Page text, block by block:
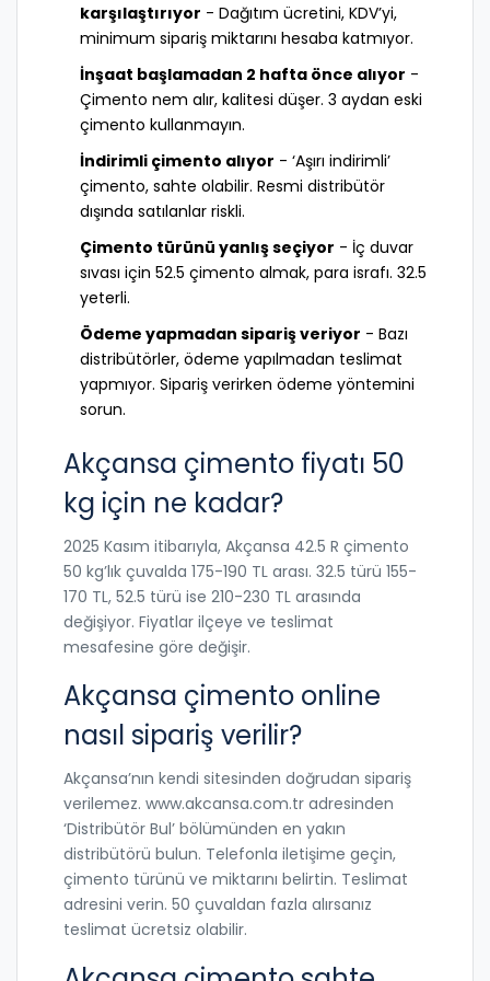
karşılaştırıyor - Dağıtım ücretini, KDV’yi,
minimum sipariş miktarını hesaba katmıyor.
İnşaat başlamadan 2 hafta önce alıyor -
Çimento nem alır, kalitesi düşer. 3 aydan eski
çimento kullanmayın.
İndirimli çimento alıyor - ‘Aşırı indirimli’
çimento, sahte olabilir. Resmi distribütör
dışında satılanlar riskli.
Çimento türünü yanlış seçiyor - İç duvar
sıvası için 52.5 çimento almak, para israfı. 32.5
yeterli.
Ödeme yapmadan sipariş veriyor - Bazı
distribütörler, ödeme yapılmadan teslimat
yapmıyor. Sipariş verirken ödeme yöntemini
sorun.
Akçansa çimento fiyatı 50
kg için ne kadar?
2025 Kasım itibarıyla, Akçansa 42.5 R çimento
50 kg’lık çuvalda 175-190 TL arası. 32.5 türü 155-
170 TL, 52.5 türü ise 210-230 TL arasında
değişiyor. Fiyatlar ilçeye ve teslimat
mesafesine göre değişir.
Akçansa çimento online
nasıl sipariş verilir?
Akçansa’nın kendi sitesinden doğrudan sipariş
verilemez. www.akcansa.com.tr adresinden
‘Distribütör Bul’ bölümünden en yakın
distribütörü bulun. Telefonla iletişime geçin,
çimento türünü ve miktarını belirtin. Teslimat
adresini verin. 50 çuvaldan fazla alırsanız
teslimat ücretsiz olabilir.